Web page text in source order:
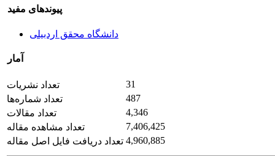
پیوندهای مفید
دانشگاه محقق اردبیلی
آمار
تعداد نشریات
31
تعداد شماره‌ها
487
تعداد مقالات
4,346
تعداد مشاهده مقاله
7,406,425
تعداد دریافت فایل اصل مقاله 4,960,885